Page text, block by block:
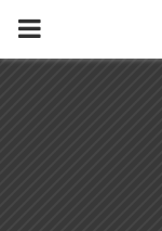
PRIMARY